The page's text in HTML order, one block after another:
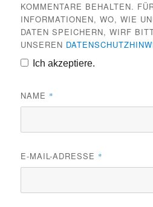
KOMMENTARE BEHALTEN.
INFORMATIONEN, WO, WIE
DATEN SPEICHERN, WIRF
UNSEREN
Ich akzeptiere.
NAME *
E-MAIL-ADRESSE *